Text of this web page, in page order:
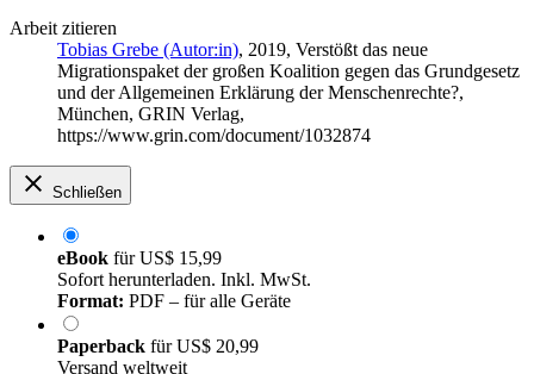
Arbeit zitieren
Tobias Grebe (Autor:in), 2019, Verstößt das neue
Migrationspaket der großen Koalition gegen das Grundgesetz
und der Allgemeinen Erklärung der Menschenrechte?,
München, GRIN Verlag,
https://www.grin.com/document/1032874
Schließen
eBook fürUS$ 15,99
Sofort herunterladen. Inkl. MwSt.
Format: PDF – für alle Geräte
Paperback fürUS$ 20,99
Versand weltweit